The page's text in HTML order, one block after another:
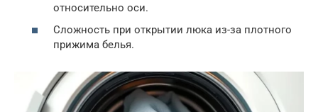
относительно оси.
Сложность при открытии люка из-за плотного
прижима белья.